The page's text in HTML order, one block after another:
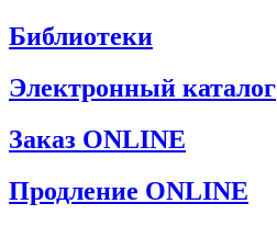
Библиотеки
Электронный каталог
Заказ ONLINE
Продление ONLINE